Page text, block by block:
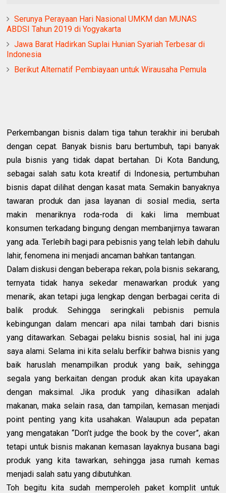
Serunya Perayaan Hari Nasional UMKM dan MUNAS
ABDSI Tahun 2019 di Yogyakarta
Jawa Barat Hadirkan Suplai Hunian Syariah Terbesar di
Indonesia
Berikut Alternatif Pembiayaan untuk Wirausaha Pemula
Perkembangan bisnis dalam tiga tahun terakhir ini berubah
dengan cepat. Banyak bisnis baru bertumbuh, tapi banyak
pula bisnis yang tidak dapat bertahan. Di Kota Bandung,
sebagai salah satu kota kreatif di Indonesia, pertumbuhan
bisnis dapat dilihat dengan kasat mata. Semakin banyaknya
tawaran produk dan jasa layanan di sosial media, serta
makin menariknya roda-roda di kaki lima membuat
konsumen terkadang bingung dengan membanjirnya tawaran
yang ada. Terlebih bagi para pebisnis yang telah lebih dahulu
lahir, fenomena ini menjadi ancaman bahkan tantangan.
Dalam diskusi dengan beberapa rekan, pola bisnis sekarang,
ternyata tidak hanya sekedar menawarkan produk yang
menarik, akan tetapi juga lengkap dengan berbagai cerita di
balik produk. Sehingga seringkali pebisnis pemula
kebingungan dalam mencari apa nilai tambah dari bisnis
yang ditawarkan. Sebagai pelaku bisnis sosial, hal ini juga
saya alami. Selama ini kita selalu berfikir bahwa bisnis yang
baik haruslah menampilkan produk yang baik, sehingga
segala yang berkaitan dengan produk akan kita upayakan
dengan maksimal. Jika produk yang dihasilkan adalah
makanan, maka selain rasa, dan tampilan, kemasan menjadi
point penting yang kita usahakan. Walaupun ada pepatan
yang mengatakan “Don’t judge the book by the cover”, akan
tetapi untuk bisnis makanan kemasan layaknya busana bagi
produk yang kita tawarkan, sehingga jasa rumah kemas
menjadi salah satu yang dibutuhkan.
Toh begitu kita sudah memperoleh paket komplit untuk